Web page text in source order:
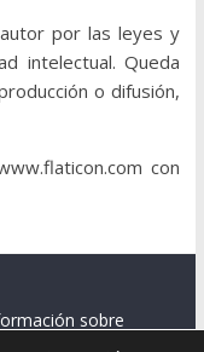
por las leyes y
intelectual. Queda
o difusión,
con
sobre